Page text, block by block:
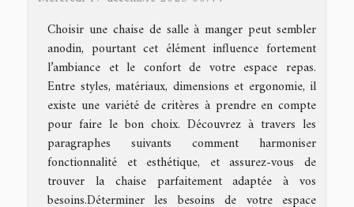
Choisir une chaise de salle à manger peut sembler
anodin, pourtant cet élément influence fortement
l’ambiance et le confort de votre espace repas.
Entre styles, matériaux, dimensions et ergonomie, il
existe une variété de critères à prendre en compte
pour faire le bon choix. Découvrez à travers les
paragraphes suivants comment harmoniser
fonctionnalité et esthétique, et assurez-vous de
trouver la chaise parfaitement adaptée à vos
besoins.Déterminer les besoins de votre espace